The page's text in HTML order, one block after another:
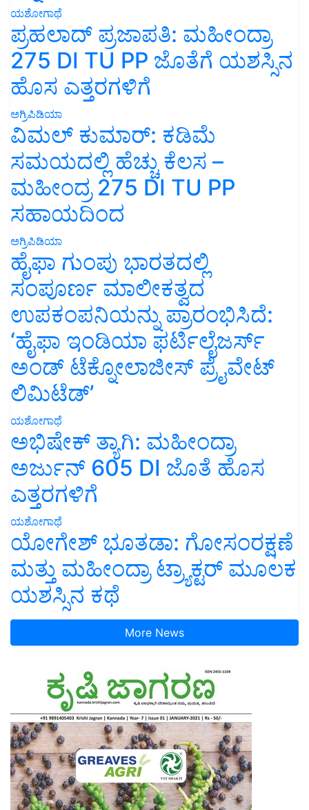
ಯಶೋಗಾಥೆ
ಪ್ರಹಲಾದ್ ಪ್ರಜಾಪತಿ: ಮಹೀಂದ್ರಾ
275 DI TU PP ಜೊತೆಗೆ ಯಶಸ್ಸಿನ
ಹೊಸ ಎತ್ತರಗಳಿಗೆ
ಅಗ್ರಿಪಿಡಿಯಾ
ವಿಮಲ್ ಕುಮಾರ್: ಕಡಿಮೆ
ಸಮಯದಲ್ಲಿ ಹೆಚ್ಚು ಕೆಲಸ –
ಮಹೀಂದ್ರ 275 DI TU PP
ಸಹಾಯದಿಂದ
ಅಗ್ರಿಪಿಡಿಯಾ
ಹೈಫಾ ಗುಂಪು ಭಾರತದಲ್ಲಿ
ಸಂಪೂರ್ಣ ಮಾಲೀಕತ್ವದ
ಉಪಕಂಪನಿಯನ್ನು ಪ್ರಾರಂಭಿಸಿದೆ:
‘ಹೈಫಾ ಇಂಡಿಯಾ ಫರ್ಟಿಲೈಜರ್ಸ್
ಅಂಡ್ ಟೆಕ್ನೋಲಾಜೀಸ್ ಪ್ರೈವೇಟ್
ಲಿಮಿಟೆಡ್’
ಯಶೋಗಾಥೆ
ಅಭಿಷೇಕ್ ತ್ಯಾಗಿ: ಮಹೀಂದ್ರಾ
ಅರ್ಜುನ್ 605 DI ಜೊತೆ ಹೊಸ
ಎತ್ತರಗಳಿಗೆ
ಯಶೋಗಾಥೆ
ಯೋಗೇಶ್ ಭೂತಡಾ: ಗೋಸಂರಕ್ಷಣೆ
ಮತ್ತು ಮಹೀಂದ್ರಾ ಟ್ರ್ಯಾಕ್ಟರ್ ಮೂಲಕ
ಯಶಸ್ಸಿನ ಕಥೆ
More News